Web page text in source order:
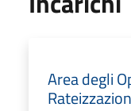
Area degli